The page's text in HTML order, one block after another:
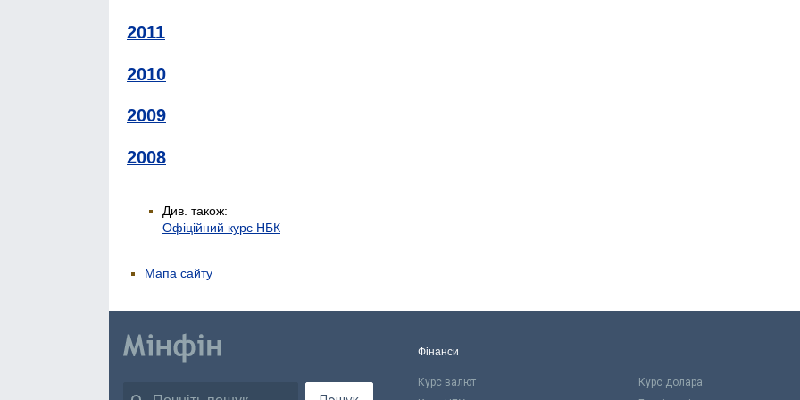
2011
2010
2009
2008
Див. також:
Офіційний курс НБК
Мапа сайту
Фінанси
Курс валют Курс долара